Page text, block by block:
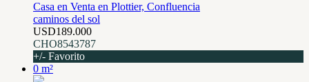
Casa en Venta en Plottier, Confluencia
caminos del sol
USD189.000
CHO8543787
+/- Favorito
0 m²